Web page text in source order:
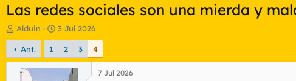
Las redes sociales son una mierda y
I
n
i
c
Alduin
F
e
h
a
3 Jul 2026
Ant. 1 2 3 4
7 Jul 2026